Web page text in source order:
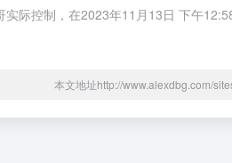
际控制，在2023年11月13日 下午
本文地址http://www.alexdbg.com/